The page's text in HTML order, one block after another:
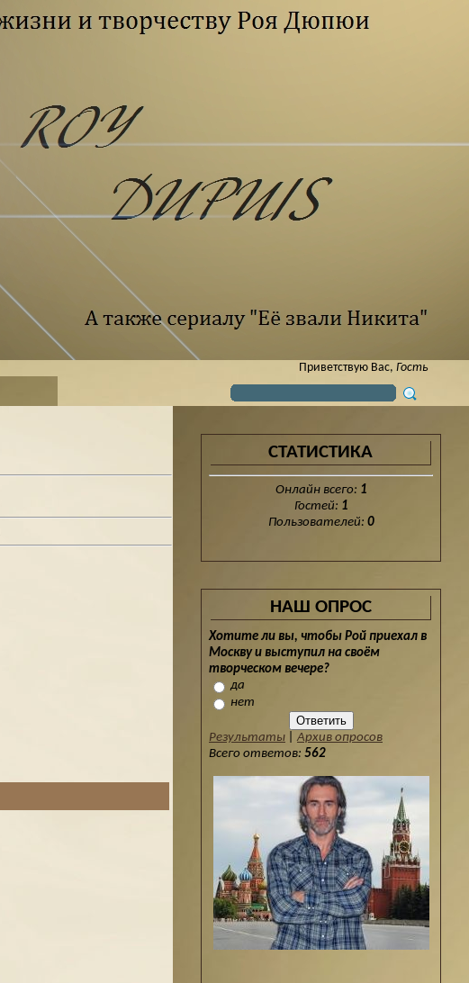
Приветствую Вас, Гость
СТАТИСТИКА
Онлайн всего: 1
Гостей: 1
Пользователей: 0
НАШ ОПРОС
Хотите ли вы, чтобы Рой приехал в
Москву и выступил на своём
творческом вечере?
да
нет
Результаты
Архив опросов
Всего ответов: 562